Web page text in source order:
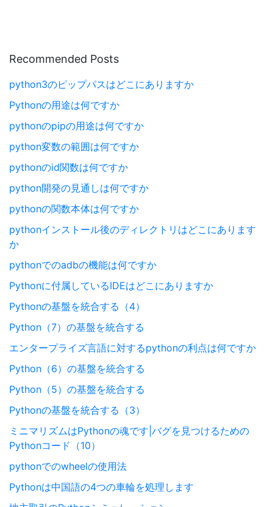
Recommended Posts
python3のピップパスはどこにありますか
Pythonの用途は何ですか
pythonのpipの用途は何ですか
python変数の範囲は何ですか
pythonのid関数は何ですか
python開発の見通しは何ですか
pythonの関数本体は何ですか
pythonインストール後のディレクトリはどこにあります
か
pythonでのadbの機能は何ですか
Pythonに付属しているIDEはどこにありますか
Pythonの基盤を統合する（4）
Python（7）の基盤を統合する
エンタープライズ言語に対するpythonの利点は何ですか
Python（6）の基盤を統合する
Python（5）の基盤を統合する
Pythonの基盤を統合する（3）
ミニマリズムはPythonの魂です|バグを見つけるための
Pythonコード（10）
pythonでのwheelの使用法
Pythonは中国語の4つの車輪を処理します